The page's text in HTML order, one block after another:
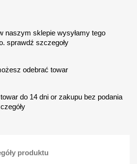
naszym sklepie wysyłamy tego
sprawdź szczegoły
odebrać towar
do 14 dni or zakupu bez podania
produktu